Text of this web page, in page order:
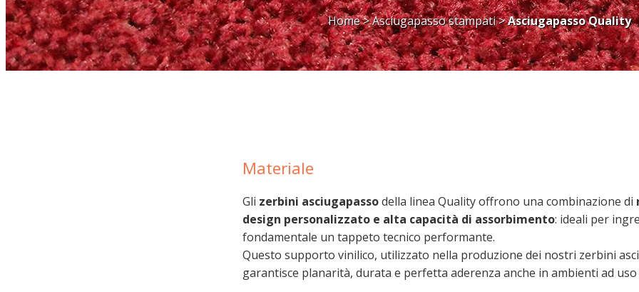
Home>Asciugapasso stampati>Asciugapasso Quality
Materiale
Gli zerbini asciugapassodella linea Quality offrono una combinazione di
design personalizzato e alta capacità di assorbimento: ideali per
fondamentale un tappeto tecnico performante.
Questo supporto vinilico, utilizzato nella produzione dei nostri zerbini
garantisce planarità, durata e perfetta aderenza anche in ambienti ad